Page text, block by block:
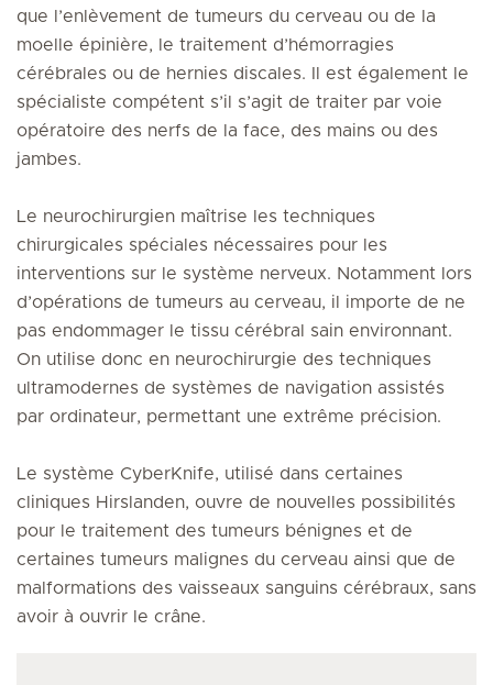
que l’enlèvement de tumeurs du cerveau ou de la
moelle épinière, le traitement d’hémorragies
cérébrales ou de hernies discales. Il est également le
spécialiste compétent s’il s’agit de traiter par voie
opératoire des nerfs de la face, des mains ou des
jambes.
Le neurochirurgien maîtrise les techniques
chirurgicales spéciales nécessaires pour les
interventions sur le système nerveux. Notamment lors
d’opérations de tumeurs au cerveau, il importe de ne
pas endommager le tissu cérébral sain environnant.
On utilise donc en neurochirurgie des techniques
ultramodernes de systèmes de navigation assistés
par ordinateur, permettant une extrême précision.
Le système CyberKnife, utilisé dans certaines
cliniques Hirslanden, ouvre de nouvelles possibilités
pour le traitement des tumeurs bénignes et de
certaines tumeurs malignes du cerveau ainsi que de
malformations des vaisseaux sanguins cérébraux, sans
avoir à ouvrir le crâne.